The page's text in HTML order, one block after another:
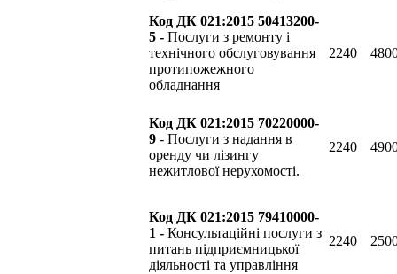
Код ДК 021:2015 50413200-
5 - Послуги з ремонту і
технічного обслуговування
протипожежного
обладнання
2240
Код ДК 021:2015 70220000-
9 - Послуги з надання в
оренду чи лізингу
нежитлової нерухомості.
2240
Код ДК 021:2015 79410000-
1 - Консультаційні послуги з
питань підприємницької
діяльності та управління
2240